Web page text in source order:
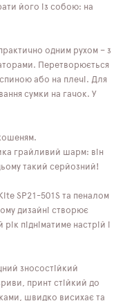
його із собою: на
одним рухом – з
Перетворюється
або на плечі. Для
сумки на гачок. У
грайливий шарм: він
такий серйозний!
SP21-501S та пеналом
дизайні створює
підніматиме настрій і
зносостійкий
принт стійкий до
швидко висихає та